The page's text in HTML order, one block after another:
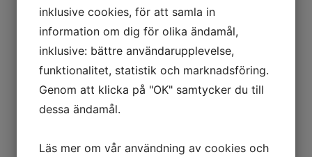
maj 2020
mars 2020
november 2019
oktober 2019
juni 2019
inklusive cookies, för att samla in
information om dig för olika ändamål,
inklusive: bättre användarupplevelse,
funktionalitet, statistik och marknadsföring.
Genom att klicka på "OK" samtycker du till
dessa ändamål.
Läs mer om vår användning av cookies och